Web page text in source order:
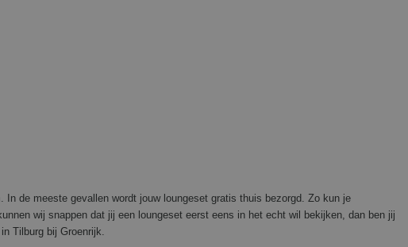
de meeste gevallen wordt jouw loungeset gratis thuis bezorgd. Zo kun je
wij snappen dat jij een loungeset eerst eens in het echt wil bekijken, dan ben jij
Tilburg bij Groenrijk.